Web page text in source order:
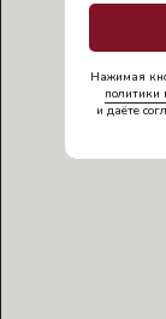
Нажимая
политики
и даёте